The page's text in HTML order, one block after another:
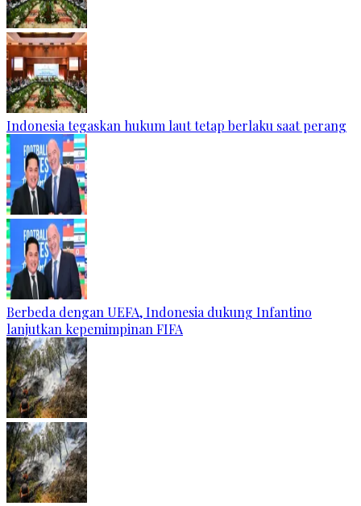
Indonesia tegaskan hukum laut tetap berlaku saat perang
Berbeda dengan UEFA, Indonesia dukung Infantino
lanjutkan kepemimpinan FIFA